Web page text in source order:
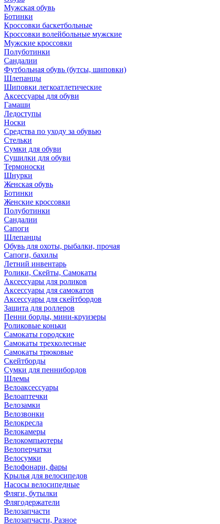
Мужская обувь
Ботинки
Кроссовки баскетбольные
Кроссовки волейбольные мужские
Мужские кроссовки
Полуботинки
Сандалии
Футбольная обувь (бутсы, шиповки)
Шлепанцы
Шиповки легкоатлетические
Аксессуары для обуви
Гамаши
Ледоступы
Носки
Средства по уходу за обувью
Стельки
Сумки для обуви
Сушилки для обуви
Термоноски
Шнурки
Женская обувь
Ботинки
Женские кроссовки
Полуботинки
Сандалии
Сапоги
Шлепанцы
Обувь для охоты, рыбалки, прочая
Сапоги, бахилы
Летний инвентарь
Ролики, Скейты, Самокаты
Аксессуары для роликов
Аксессуары для самокатов
Аксессуары для скейтбордов
Защита для роллеров
Пенни борды, мини-круизеры
Роликовые коньки
Самокаты городские
Самокаты трехколесные
Самокаты трюковые
Скейтборды
Сумки для пеннибордов
Шлемы
Велоаксессуары
Велоаптечки
Велозамки
Велозвонки
Велокресла
Велокамеры
Велокомпьютеры
Велоперчатки
Велосумки
Велофонари, фары
Крылья для велосипедов
Насосы велосипедные
Фляги, бутылки
Флягодержатели
Велозапчасти
Велозапчасти, Разное